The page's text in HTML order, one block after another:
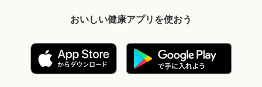
おいしい健康アプリを使おう